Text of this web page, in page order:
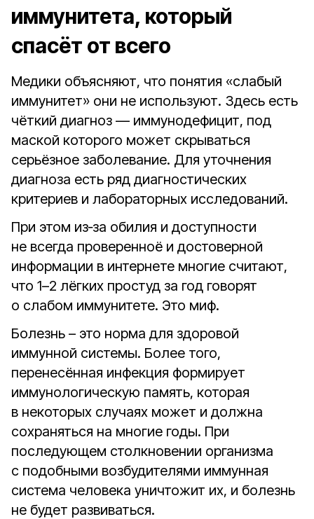
иммунитета, который
спасёт от всего
Медики объясняют, что понятия «слабый
иммунитет» они не используют. Здесь есть
чёткий диагноз — иммунодефицит, под
маской которого может скрываться
серьёзное заболевание. Для уточнения
диагноза есть ряд диагностических
критериев и лабораторных исследований.
При этом из‑за обилия и доступности
не всегда проверенноё и достоверной
информации в интернете многие считают,
что 1–2 лёгких простуд за год говорят
о слабом иммунитете. Это миф.
Болезнь – это норма для здоровой
иммунной системы. Более того,
перенесённая инфекция формирует
иммунологическую память, которая
в некоторых случаях может и должна
сохраняться на многие годы. При
последующем столкновении организма
с подобными возбудителями иммунная
система человека уничтожит их, и болезнь
не будет развиваться.